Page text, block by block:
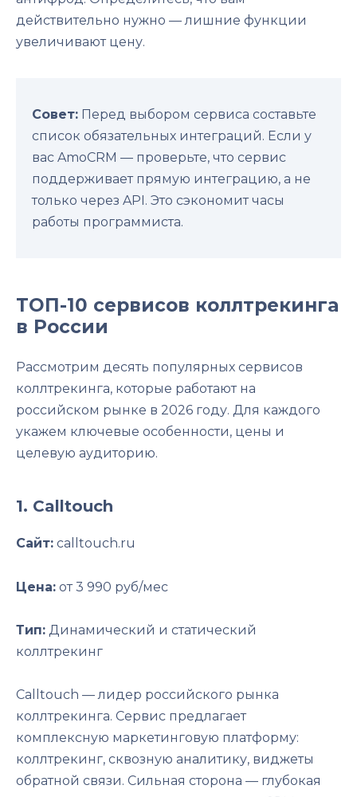
действительно нужно — лишние функции
увеличивают цену.
Совет: Перед выбором сервиса составьте
список обязательных интеграций. Если у
вас AmoCRM — проверьте, что сервис
поддерживает прямую интеграцию, а не
только через API. Это сэкономит часы
работы программиста.
ТОП-10 сервисов коллтрекинга
в России
Рассмотрим десять популярных сервисов
коллтрекинга, которые работают на
российском рынке в 2026 году. Для каждого
укажем ключевые особенности, цены и
целевую аудиторию.
1. Calltouch
Сайт: calltouch.ru
Цена: от 3 990 руб/мес
Тип: Динамический и статический
коллтрекинг
Calltouch — лидер российского рынка
коллтрекинга. Сервис предлагает
комплексную маркетинговую платформу:
коллтрекинг, сквозную аналитику, виджеты
обратной связи. Сильная сторона — глубокая